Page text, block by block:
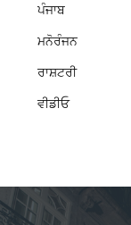
ਪੰਜਾਬ
ਮਨੋਰੰਜਨ
ਰਾਸ਼ਟਰੀ
ਵੀਡੀਓ